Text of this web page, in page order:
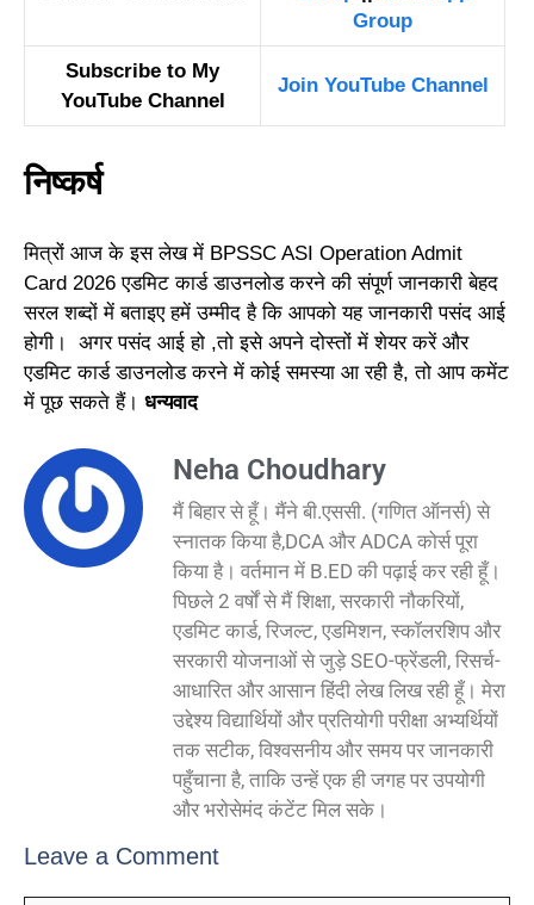
Group
Subscribe to My
YouTube Channel
Join YouTube Channel
निष्कर्ष
मित्रों आज के इस लेख में BPSSC ASI Operation Admit
Card 2026 एडमिट कार्ड डाउनलोड करने की संपूर्ण जानकारी बेहद
सरल शब्दों में बताइए हमें उम्मीद है कि आपको यह जानकारी पसंद आई
होगी। अगर पसंद आई हो ,तो इसे अपने दोस्तों में शेयर करें और
एडमिट कार्ड डाउनलोड करने में कोई समस्या आ रही है, तो आप कमेंट
में पूछ सकते हैं। धन्यवाद
Neha Choudhary
मैं बिहार से हूँ। मैंने बी.एससी. (गणित ऑनर्स) से
स्नातक किया है,DCA और ADCA कोर्स पूरा
किया है। वर्तमान में B.ED की पढ़ाई कर रही हूँ।
पिछले 2 वर्षों से मैं शिक्षा, सरकारी नौकरियों,
एडमिट कार्ड, रिजल्ट, एडमिशन, स्कॉलरशिप और
सरकारी योजनाओं से जुड़े SEO-फ्रेंडली, रिसर्च-
आधारित और आसान हिंदी लेख लिख रही हूँ। मेरा
उद्देश्य विद्यार्थियों और प्रतियोगी परीक्षा अभ्यर्थियों
तक सटीक, विश्वसनीय और समय पर जानकारी
पहुँचाना है, ताकि उन्हें एक ही जगह पर उपयोगी
और भरोसेमंद कंटेंट मिल सके।
Leave a Comment